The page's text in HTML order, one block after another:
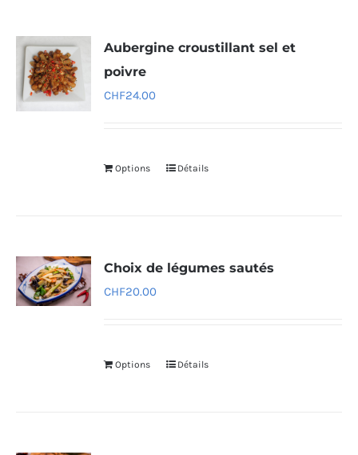
Aubergine croustillant sel et
poivre
CHF24.00
Options Détails
Choix de légumes sautés
CHF20.00
Options Détails